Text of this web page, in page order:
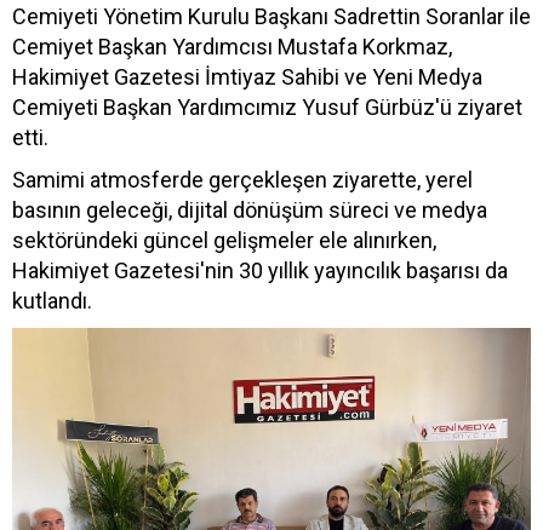
Cemiyeti Yönetim Kurulu Başkanı Sadrettin Soranlar ile
Cemiyet Başkan Yardımcısı Mustafa Korkmaz,
Hakimiyet Gazetesi İmtiyaz Sahibi ve Yeni Medya
Cemiyeti Başkan Yardımcımız Yusuf Gürbüz'ü ziyaret
etti.
Samimi atmosferde gerçekleşen ziyarette, yerel
basının geleceği, dijital dönüşüm süreci ve medya
sektöründeki güncel gelişmeler ele alınırken,
Hakimiyet Gazetesi'nin 30 yıllık yayıncılık başarısı da
kutlandı.